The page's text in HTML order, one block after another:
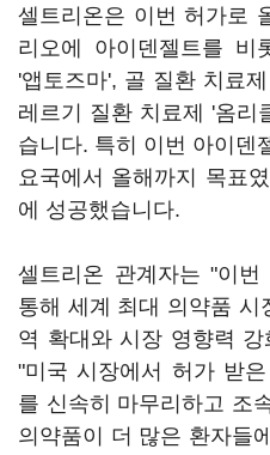
셀트리온은 이번 허가로
리오에 아이덴젤트를 비
'앱토즈마', 골 질환 치료
레르기 질환 치료제 '옴리
습니다. 특히 이번 아이덴
요국에서 올해까지 목표
에 성공했습니다.
셀트리온 관계자는 "이번
통해 세계 최대 의약품 시
역 확대와 시장 영향력
"미국 시장에서 허가 받
를 신속히 마무리하고 조
의약품이 더 많은 환자들